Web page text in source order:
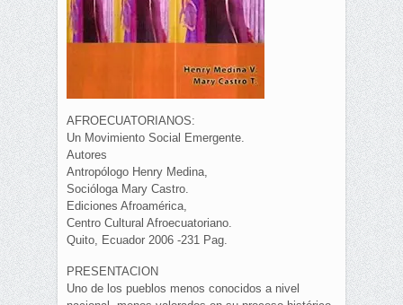
AFROECUATORIANOS:
Un Movimiento Social Emergente.
Autores
Antropólogo Henry Medina,
Socióloga Mary Castro.
Ediciones Afroamérica,
Centro Cultural Afroecuatoriano.
Quito, Ecuador 2006 -231 Pag.
PRESENTACION
Uno de los pueblos menos conocidos a nivel